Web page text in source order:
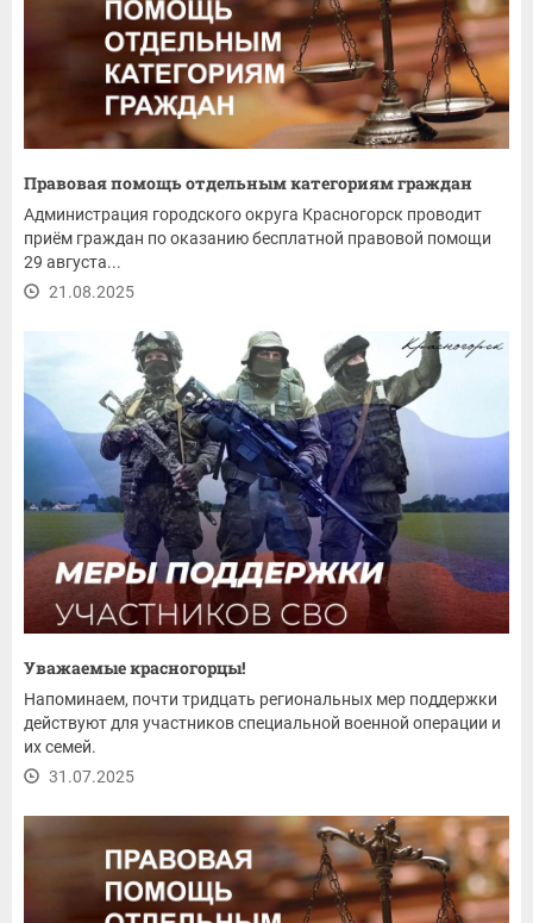
Правовая помощь отдельным категориям граждан
Администрация городского округа Красногорск проводит
приём граждан по оказанию бесплатной правовой помощи
29 августа...
21.08.2025
Уважаемые красногорцы!
Напоминаем, почти тридцать региональных мер поддержки
действуют для участников специальной военной операции и
их семей.
31.07.2025